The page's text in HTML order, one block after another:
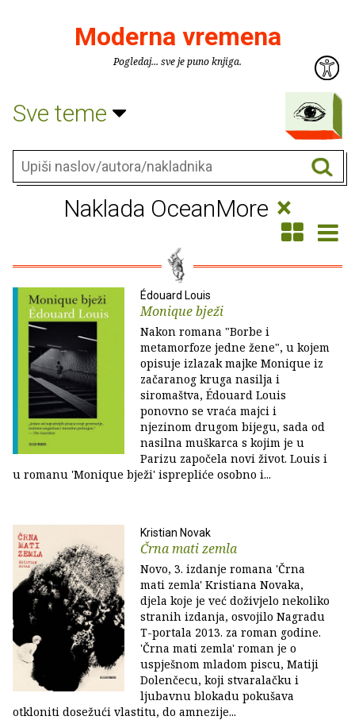
Moderna vremena
Pogledaj... sve je puno knjiga.
Sve teme
Naklada OceanMore ×
Édouard Louis
Monique bježi
Nakon romana "Borbe i
metamorfoze jedne žene", u kojem
opisuje izlazak majke Monique iz
začaranog kruga nasilja i
siromaštva, Édouard Louis
ponovno se vraća majci i
njezinom drugom bijegu, sada od
nasilna muškarca s kojim je u
Parizu započela novi život. Louis i
u romanu 'Monique bježi' isprepliće osobno i...
Kristian Novak
Črna mati zemla
Novo, 3. izdanje romana 'Črna
mati zemla' Kristiana Novaka,
djela koje je već doživjelo nekoliko
stranih izdanja, osvojilo Nagradu
T-portala 2013. za roman godine.
'Črna mati zemla' roman je o
uspješnom mladom piscu, Matiji
Dolenčecu, koji stvaralačku i
ljubavnu blokadu pokušava
otkloniti dosežući vlastitu, do amnezije...